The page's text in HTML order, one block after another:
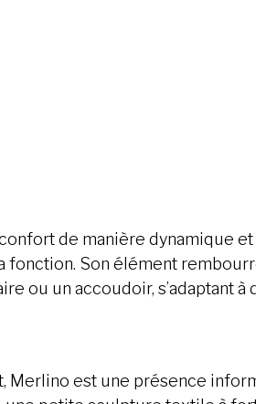
de manière dynamique
fonction. Son élément
ou un accoudoir, s’adaptant
Merlino est une présence